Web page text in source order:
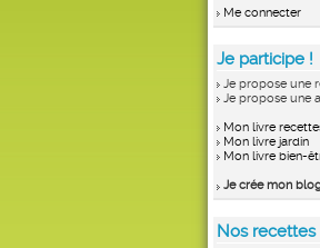
Me connecter
Je participe !
Je propose une
Je propose une
Mon livre
Mon livre jardin
Mon livre bien-
Je crée mon
Nos recettes